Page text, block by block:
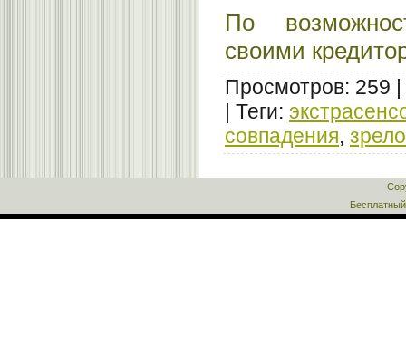
По
своими
Просмотров: 259 |
| Теги:
совпадения,